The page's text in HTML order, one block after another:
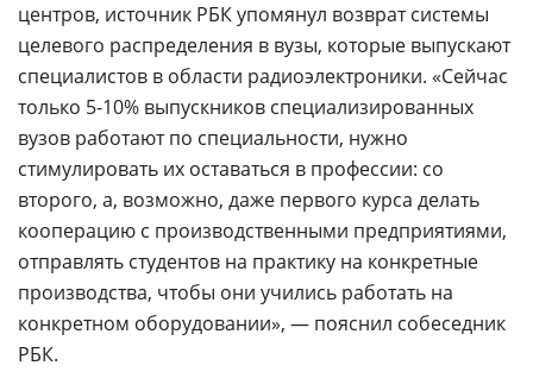
центров, источник РБК упомянул возврат системы
целевого распределения в вузы, которые выпускают
специалистов в области радиоэлектроники. «Сейчас
только 5-10% выпускников специализированных
вузов работают по специальности, нужно
стимулировать их оставаться в профессии: со
второго, а, возможно, даже первого курса делать
кооперацию с производственными предприятиями,
отправлять студентов на практику на конкретные
производства, чтобы они учились работать на
конкретном оборудовании», — пояснил собеседник
РБК.